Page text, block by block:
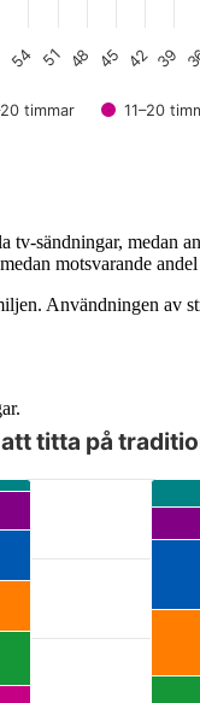
timmar 11–20
39
42
45
48
51
54
sändningar, medan
motsvarande
Användningen av
titta på